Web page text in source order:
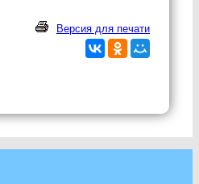
Версия для печати